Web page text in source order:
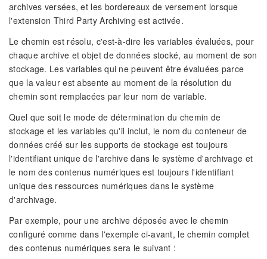
archives versées, et les bordereaux de versement lorsque
l'extension Third Party Archiving est activée.
Le chemin est résolu, c'est-à-dire les variables évaluées, pour
chaque archive et objet de données stocké, au moment de son
stockage. Les variables qui ne peuvent être évaluées parce
que la valeur est absente au moment de la résolution du
chemin sont remplacées par leur nom de variable.
Quel que soit le mode de détermination du chemin de
stockage et les variables qu'il inclut, le nom du conteneur de
données créé sur les supports de stockage est toujours
l'identifiant unique de l'archive dans le système d'archivage et
le nom des contenus numériques est toujours l'identifiant
unique des ressources numériques dans le système
d'archivage.
Par exemple, pour une archive déposée avec le chemin
configuré comme dans l'exemple ci-avant, le chemin complet
des contenus numériques sera le suivant :